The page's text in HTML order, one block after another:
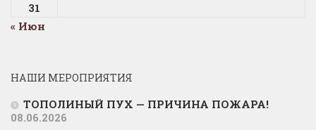
31
« Июн
НАШИ МЕРОПРИЯТИЯ
ТОПОЛИНЫЙ ПУХ — ПРИЧИНА ПОЖАРА!
08.06.2026